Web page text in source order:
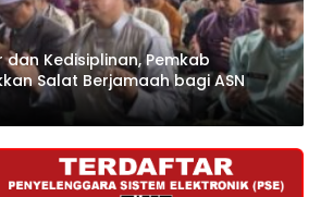
Kedisiplinan, Pemkab
Salat Berjamaah bagi ASN